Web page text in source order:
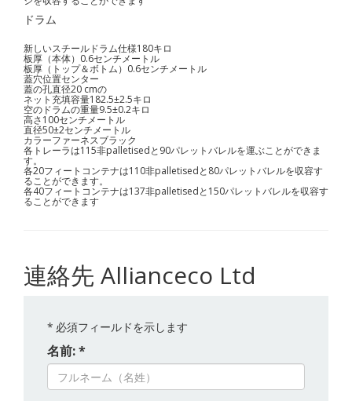
ドラム
新しいスチールドラム仕様180キロ
板厚（本体）0.6センチメートル
板厚（トップ＆ボトム）0.6センチメートル
蓋穴位置センター
蓋の孔直径20 cmの
ネット充填容量182.5±2.5キロ
空のドラムの重量9.5±0.2キロ
高さ100センチメートル
直径50±2センチメートル
カラーファーネスブラック
各トレーラは115非palletisedと90パレットバレルを運ぶことができま
す。
各20フィートコンテナは110非palletisedと80パレットバレルを収容す
ることができます。
各40フィートコンテナは137非palletisedと150パレットバレルを収容す
ることができます
連絡先 Allianceco Ltd
* 必須フィールドを示します
名前: *